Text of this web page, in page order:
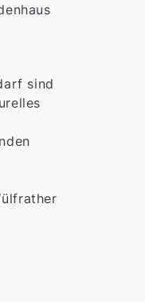
sind